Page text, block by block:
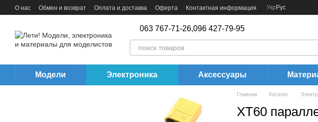
Перейти к основному контенту
О нас Обмен и возврат Оплата и доставка Оферта Контактная информация Укр Рус
063 767-71-26,096 427-79-95
Модели Электроника Аксессуары
Главная Каталог
XT60